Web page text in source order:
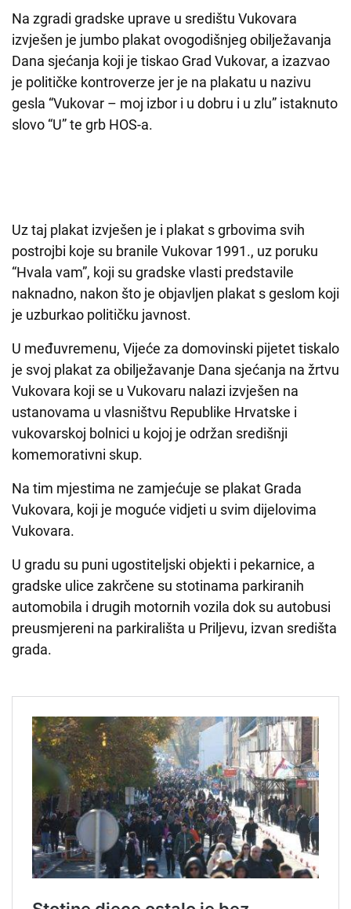
Na zgradi gradske uprave u središtu Vukovara
izvješen je jumbo plakat ovogodišnjeg obilježavanja
Dana sjećanja koji je tiskao Grad Vukovar, a izazvao
je političke kontroverze jer je na plakatu u nazivu
gesla “Vukovar – moj izbor i u dobru i u zlu” istaknuto
slovo “U” te grb HOS-a.
Uz taj plakat izvješen je i plakat s grbovima svih
postrojbi koje su branile Vukovar 1991., uz poruku
“Hvala vam”, koji su gradske vlasti predstavile
naknadno, nakon što je objavljen plakat s geslom koji
je uzburkao političku javnost.
U međuvremenu, Vijeće za domovinski pijetet tiskalo
je svoj plakat za obilježavanje Dana sjećanja na žrtvu
Vukovara koji se u Vukovaru nalazi izvješen na
ustanovama u vlasništvu Republike Hrvatske i
vukovarskoj bolnici u kojoj je održan središnji
komemorativni skup.
Na tim mjestima ne zamjećuje se plakat Grada
Vukovara, koji je moguće vidjeti u svim dijelovima
Vukovara.
U gradu su puni ugostiteljski objekti i pekarnice, a
gradske ulice zakrčene su stotinama parkiranih
automobila i drugih motornih vozila dok su autobusi
preusmjereni na parkirališta u Priljevu, izvan središta
grada.